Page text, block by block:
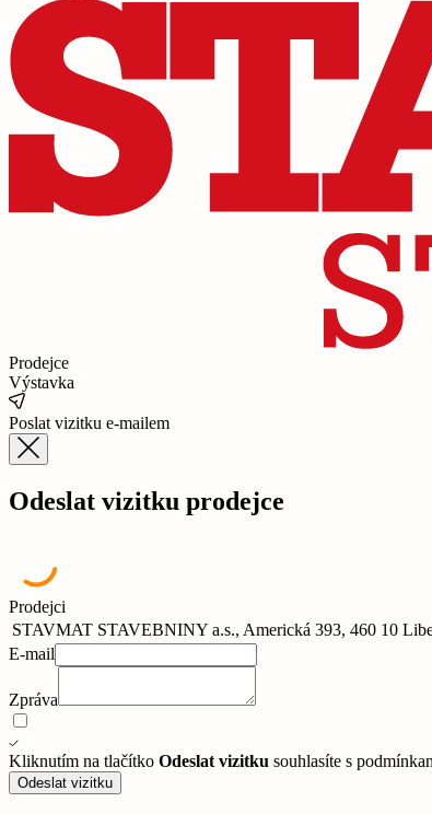
Prodejce
Výstavka
Poslat vizitku e-mailem
Odeslat vizitku prodejce
Prodejci
STAVMAT STAVEBNINY a.s., Americká 393, 460 10
E-mail
Zpráva
Kliknutím na tlačítko Odeslat vizitku souhlasíte s
Odeslat vizitku